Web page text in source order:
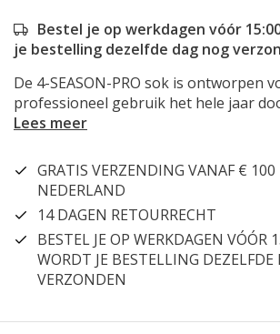
Bestel je op werkdagen vóór
je bestelling dezelfde dag nog
De 4-SEASON-PRO sok is ontworpen
professioneel gebruik het hele jaar
Lees meer
GRATIS VERZENDING VANAF €
NEDERLAND
14 DAGEN RETOURRECHT
BESTEL JE OP WERKDAGEN VÓÓR
WORDT JE BESTELLING DEZELFDE
VERZONDEN